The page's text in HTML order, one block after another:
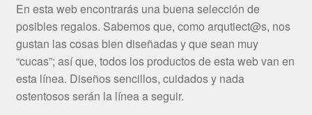
En esta web encontrarás una buena selección de
posibles regalos. Sabemos que, como arqutiect@s, nos
gustan las cosas bien diseñadas y que sean muy
“cucas”; así que, todos los productos de esta web van en
esta línea. Diseños sencillos, cuidados y nada
ostentosos serán la línea a seguir.